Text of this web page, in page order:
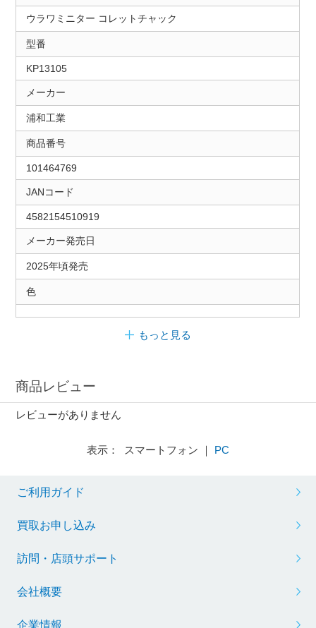
ウラワミニター コレットチャック
型番
KP13105
メーカー
浦和工業
商品番号
101464769
JANコード
4582154510919
メーカー発売日
2025年頃発売
色
もっと見る
商品レビュー
レビューがありません
表示： スマートフォン ｜ PC
ご利用ガイド
買取お申し込み
訪問・店頭サポート
会社概要
企業情報